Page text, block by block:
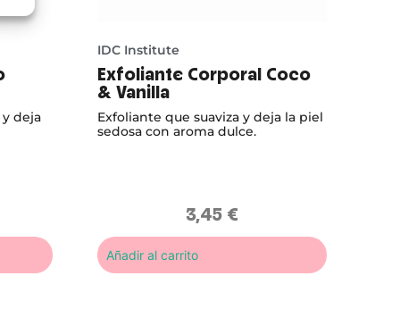
deja
IDC Institute
Exfoliante Corporal Coco
& Vanilla
Exfoliante que suaviza y deja la piel
sedosa con aroma dulce.
3,45 €
Añadir al carrito